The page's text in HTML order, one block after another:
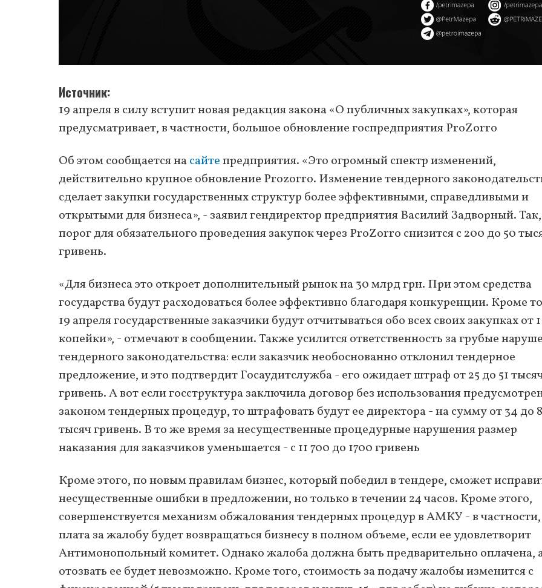
Источник
19 апреля в силу вступит новая редакция закона «О публичных закупках», которая
предусматривает, в частности, большое обновление госпредприятия ProZorro
Об этом сообщается насайтепредприятия. «Это огромный спектр изменений,
действительно крупное обновление Prozorro. Изменение тендерного
сделает закупки государственных структур более эффективными, справедливыми и
открытыми для бизнеса», - заявил гендиректор предприятия Василий Задворный. Так,
порог для обязательного проведения закупок через ProZorro снизится с 200 до 50
гривень.
«Для бизнеса это откроет дополнительный рынок на 30 млрд грн. При этом средства
государства будут расходоваться более эффективно благодаря конкуренции. Кроме
19 апреля государственные заказчики будут отчитываться обо всех своих закупках от 1
копейки», - отмечают в сообщении. Также усилится ответственность за грубые
тендерного законодательства: если заказчик необоснованно отклонил тендерное
предложение, и это подтвердит Госаудитслужба - его ожидает штраф от 25 до 51
гривень. А вот если госструктура заключила договор без использования
законом тендерных процедур, то штрафовать будут ее директора - на сумму от 34 до
тысяч гривень. В то же время за несущественные процедурные нарушения размер
наказания для заказчиков уменьшается - с 11 700 до 1700 гривень
Кроме этого, по новым правилам бизнес, который победил в тендере, сможет
несущественные ошибки в предложении, но только в течении 24 часов. Кроме этого,
совершенствуется механизм обжалования тендерных процедур в АМКУ - в частности,
плата за жалобу будет возвращаться бизнесу в полном объеме, если ее удовлетворит
Антимонопольный комитет. Однако жалоба должна быть предварительно оплачена,
отозвать ее будет невозможно. Кроме того, стоимость за подачу жалобы изменится с